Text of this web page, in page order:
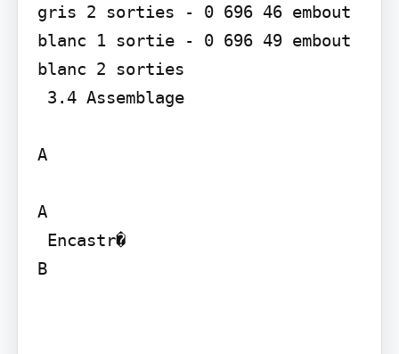
gris 2 sorties - 0 696 46 embout
blanc 1 sortie - 0 696 49 embout
blanc 2 sorties
A
A
B